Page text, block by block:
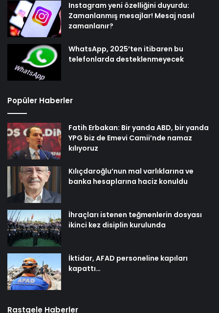
Instagram yeni özelliğini duyurdu:
Zamanlanmış mesajlar! Mesaj nasıl
zamanlanır?
WhatsApp, 2025’ten itibaren bu
telefonlarda desteklenmeyecek
Popüler Haberler
Fatih Erbakan: Bir yanda ABD, bir yanda
YPG biz de Emevi Camii’nde namaz
kılıyoruz
Kılıçdaroğlu’nun mal varlıklarına ve
banka hesaplarına haciz konuldu
İhraçları istenen teğmenlerin dosyası
ikinci kez disiplin kurulunda
İktidar, AFAD personeline kapıları
kapattı…
Rastgele Haberler